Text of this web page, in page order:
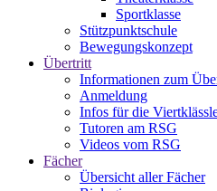
Sportklasse
Stützpunktschule
Bewegungskonzept
Übertritt
Informationen zum
Anmeldung
Infos für die
Tutoren am RSG
Videos vom RSG
Fächer
Übersicht aller Fächer